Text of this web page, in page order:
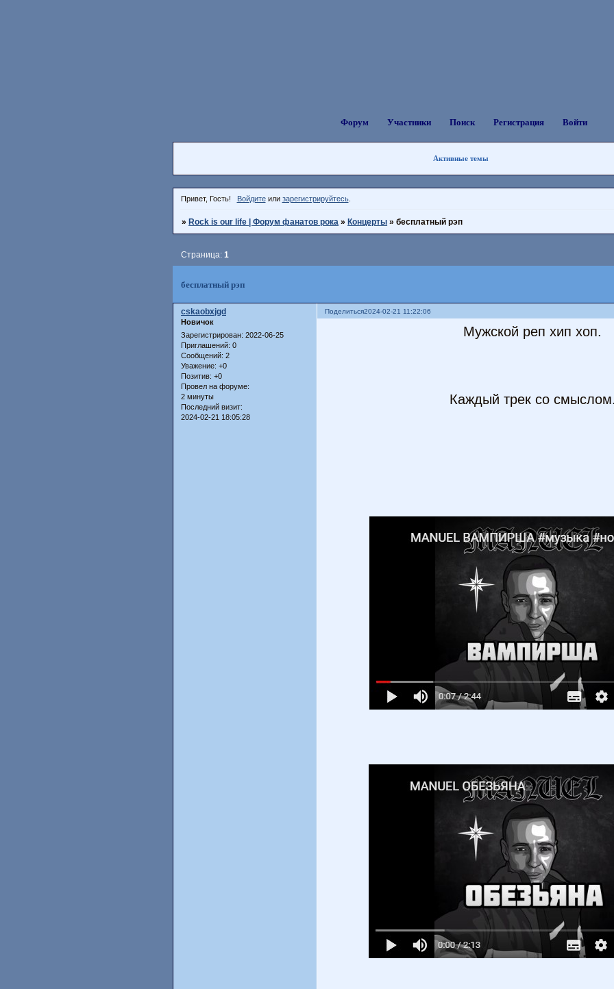
Форум Участники Поиск Регистрация Войти
Активные темы
Привет, Гость! Войдитеили зарегистрируйтесь.
»Rock is our life | Форум фанатов рока »Концерты »бесплатный рэп
бесплатный рэп
Страница:1
Поделиться2024-02-21 11:22:06
cskaobxjgd
Новичок
Зарегистрирован: 2022-06-25
Приглашений: 0
Сообщений: 2
Уважение: +0
Позитив: +0
Провел на форуме:
2 минуты
Последний визит:
2024-02-21 18:05:28
Мужской реп хип хоп.
Каждый трек со